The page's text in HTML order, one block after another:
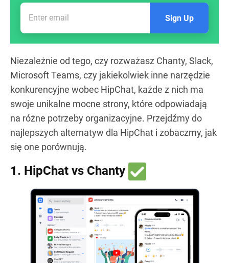
Sign Up
Niezależnie od tego, czy rozważasz Chanty, Slack,
Microsoft Teams, czy jakiekolwiek inne narzędzie
konkurencyjne wobec HipChat, każde z nich ma
swoje unikalne mocne strony, które odpowiadają
na różne potrzeby organizacyjne. Przejdźmy do
najlepszych alternatyw dla HipChat i zobaczmy, jak
się one porównują.
1. HipChat vs Chanty